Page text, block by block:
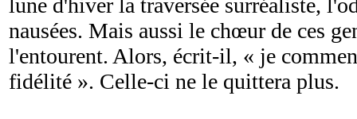
lune d'hiver la traversée surréaliste,
nausées. Mais aussi le chœur de ces
l'entourent. Alors, écrit-il, « je
fidélité ». Celle-ci ne le quittera plus.